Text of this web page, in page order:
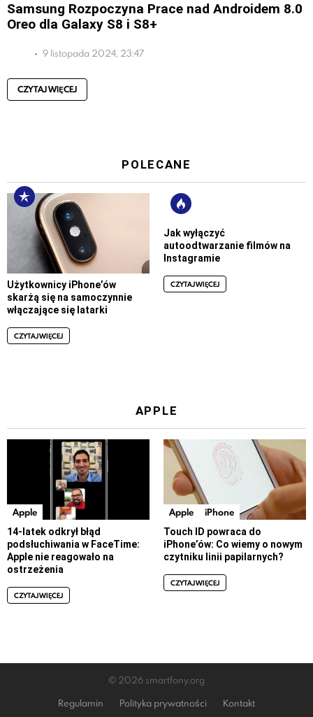
Samsung Rozpoczyna Prace nad Androidem 8.0
Oreo dla Galaxy S8 i S8+
9 listopada 2024, 23:47
CZYTAJ WIĘCEJ
POLECANE
Użytkownicy iPhone’ów
skarżą się na samoczynnie
włączające się latarki
CZYTAJ WIĘCEJ
Jak wyłączyć
autoodtwarzanie filmów na
Instagramie
CZYTAJ WIĘCEJ
APPLE
Apple
14-latek odkrył błąd
podsłuchiwania w FaceTime:
Apple nie reagowało na
ostrzeżenia
CZYTAJ WIĘCEJ
Apple iPhone
Touch ID powraca do
iPhone’ów: Co wiemy o nowym
czytniku linii papilarnych?
CZYTAJ WIĘCEJ
© 2026 smartfony.org
Regulamin
Polityka prywatności Kontakt